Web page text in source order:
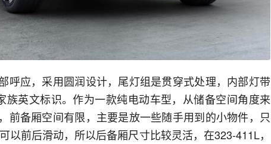
呼应，采用圆润设计，尾灯组是贯穿式处理，内部灯带
族英文标识。作为一款纯电动车型，从储备空间角度来
前备厢空间有限，主要是放一些随手用到的小物件，只
以前后滑动，所以后备厢尺寸比较灵活，在323-411L，